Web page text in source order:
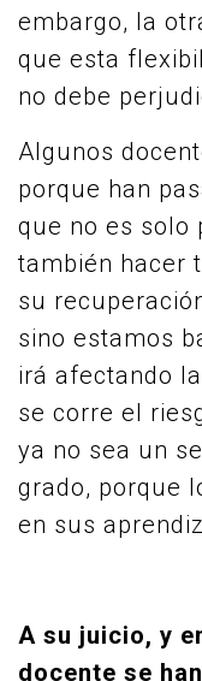
embargo, la
que esta
no debe
Algunos
porque han
que no es solo
también hacer
su
sino estamos
irá afectando
se corre el
ya no sea un
grado, porque
en sus
A su juicio, y
docente se